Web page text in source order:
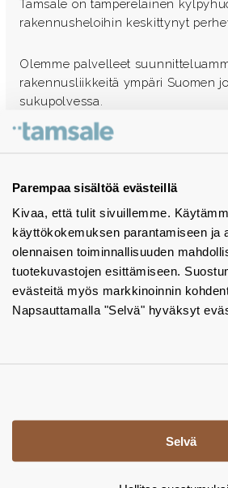
Parempaa sisältöä evästeillä
Kivaa, että tulit sivuillemme.
käyttökokemuksen parantamiseen ja
olennaisen toiminnallisuuden
tuotekuvastojen esittämiseen.
evästeitä myös markkinoinnin
Napsauttamalla "Selvä" hyväksyt
Selvä
Tamsale on tamperelainen
rakennusheloihin keskittynyt
Olemme palvelleet
rakennusliikkeitä ympäri Suomen
sukupolvessa.
Ota yhteyttä - autamme
Tuotekuvastot
Instagram
BIM-objektit
Yhteystiedot
Tiedotteet